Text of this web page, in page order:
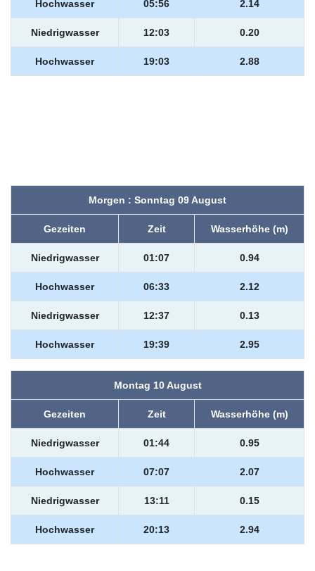
Hochwasser 05:56 2.14
Niedrigwasser 12:03 0.20
Hochwasser 19:03 2.88
Morgen : Sonntag 09 August
Gezeiten Zeit Wasserhöhe (m)
Niedrigwasser 01:07 0.94
Hochwasser 06:33 2.12
Niedrigwasser 12:37 0.13
Hochwasser 19:39 2.95
Montag 10 August
Gezeiten Zeit Wasserhöhe (m)
Niedrigwasser 01:44 0.95
Hochwasser 07:07 2.07
Niedrigwasser 13:11 0.15
Hochwasser 20:13 2.94